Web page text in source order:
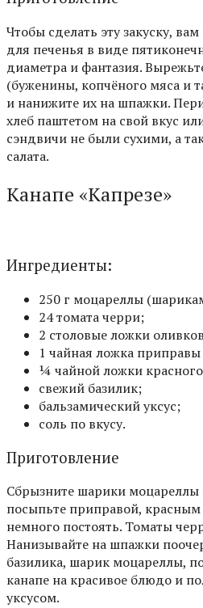
Чтобы сделать эту закуску,
для печенья в виде
диаметра и фантазия.
(буженины, копчёного мяса и
и нанижите их на шпажки.
хлеб паштетом на свой вкус
сэндвичи не были сухими, а
салата.
Канапе «Капрезе»
Ингредиенты:
250 г моцареллы
24 томата черри;
2 столовые ложки
1 чайная ложка
¼ чайной ложки
свежий базилик;
бальзамический уксус;
соль по вкусу.
Приготовление
Сбрызните шарики
посыпьте приправой,
немного постоять. Томаты
Нанизывайте на шпажки
базилика, шарик моцареллы,
канапе на красивое блюдо и
уксусом.